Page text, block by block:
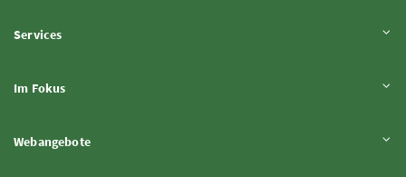
ServicesInhalt aufklappen
Im FokusInhalt aufklappen
WebangeboteInhalt aufklappen